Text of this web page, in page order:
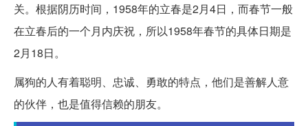
关。根据阴历时间，1958年的立春是2月4日，而春节一般
在立春后的一个月内庆祝，所以1958年春节的具体日期是
2月18日。
属狗的人有着聪明、忠诚、勇敢的特点，他们是善解人意
的伙伴，也是值得信赖的朋友。